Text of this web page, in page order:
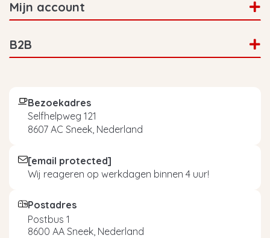
binnen een uur nog geen bevestiging per e-mail
gekregen? Neem dan contact op met de
Mijn account
B2B
Bezoekadres
Selfhelpweg 121
8607 AC Sneek, Nederland
[email protected]
Wij reageren op werkdagen binnen 4 uur!
Postadres
Postbus 1
8600 AA Sneek, Nederland